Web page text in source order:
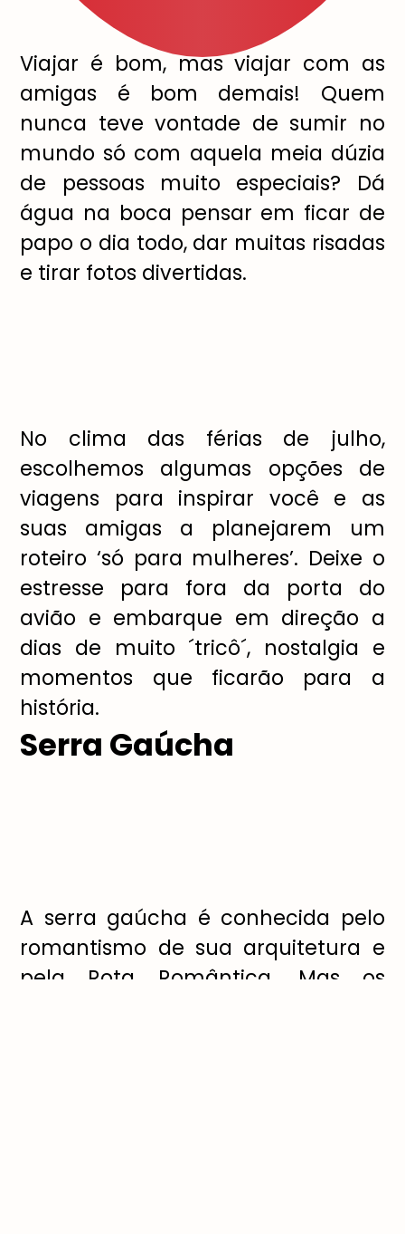
Viajar é bom, mas viajar com as
amigas é bom demais! Quem
nunca teve vontade de sumir no
mundo só com aquela meia dúzia
de pessoas muito especiais? Dá
água na boca pensar em ficar de
papo o dia todo, dar muitas risadas
e tirar fotos divertidas.
No clima das férias de julho,
escolhemos algumas opções de
viagens para inspirar você e as
suas amigas a planejarem um
roteiro ‘só para mulheres’. Deixe o
estresse para fora da porta do
avião e embarque em direção a
dias de muito ´tricô´, nostalgia e
momentos que ficarão para a
história.
Serra Gaúcha
A serra gaúcha é conhecida pelo
romantismo de sua arquitetura e
pela Rota Romântica. Mas os